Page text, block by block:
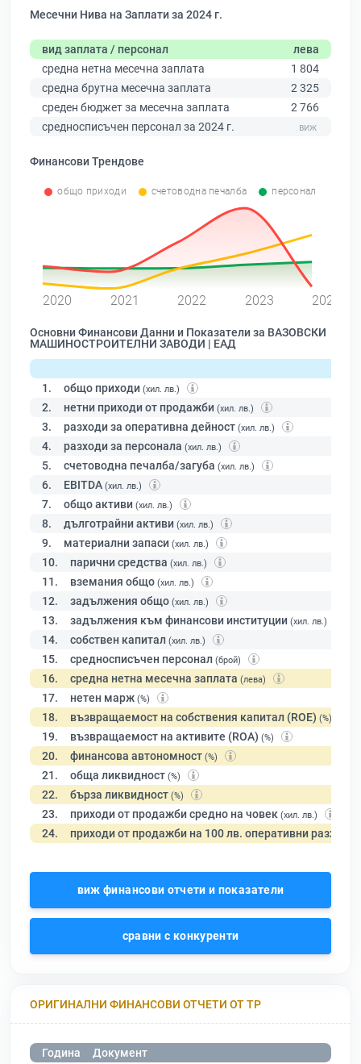
Месечни Нива на Заплати за 2024 г.
вид заплата / персонал
лева
средна нетна месечна заплата
1 804
средна брутна месечна заплата
2 325
среден бюджет за месечна заплата
2 766
средносписъчен персонал за 2024 г.
Финансови Трендове
общо приходи счетоводна печалба персонал
2020 2021 2022 2023 2024
Основни Финансови Данни и Показатели за ВАЗОВСКИ
МАШИНОСТРОИТЕЛНИ ЗАВОДИ | ЕАД
1. общо приходи (хил. лв.)
2. нетни приходи от продажби (хил. лв.)
3. разходи за оперативна дейност (хил. лв.)
4. разходи за персонала (хил. лв.)
5. счетоводна печалба/загуба (хил. лв.)
6. EBITDA (хил. лв.)
7. общо активи (хил. лв.)
8. дълготрайни активи (хил. лв.)
9. материални запаси (хил. лв.)
10. парични средства (хил. лв.)
11. вземания общо (хил. лв.)
12. задължения общо (хил. лв.)
13. задължения към финансови институции (хил. лв.)
14. собствен капитал (хил. лв.)
15. средносписъчен персонал (брой)
16. средна нетна месечна заплата (лева)
17. нетен марж (%)
18. възвращаемост на собствения капитал (ROE) (%)
19. възвращаемост на активите (ROA) (%)
20. финансова автономност (%)
21. обща ликвидност (%)
22. бърза ликвидност (%)
23. приходи от продажби средно на човек (хил. лв.)
24. приходи от продажби на 100 лв. оперативни разходи
виж финансови отчети и показатели
сравни с конкуренти
ОРИГИНАЛНИ ФИНАНСОВИ ОТЧЕТИ ОТ ТР
Година Документ